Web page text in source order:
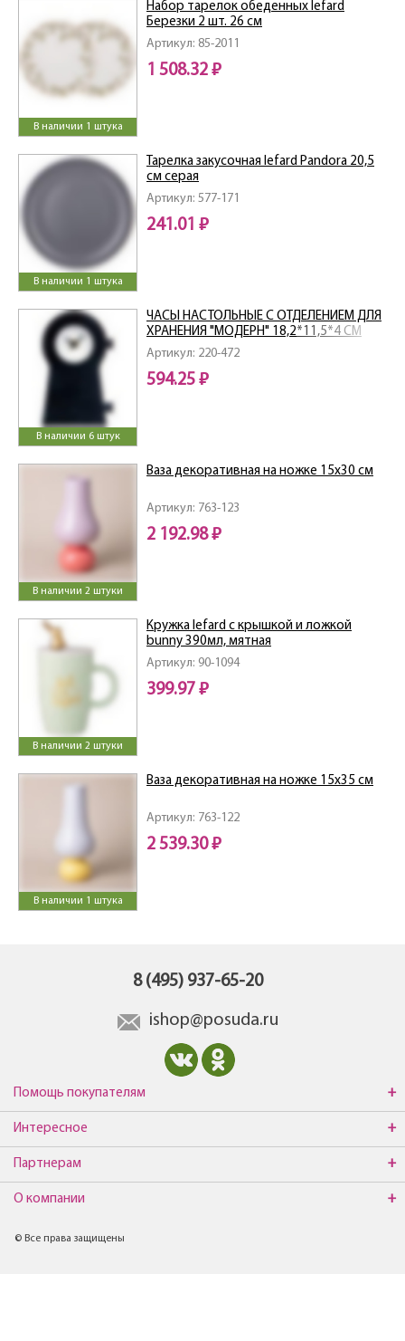
В наличии 1 штука
Артикул: 85-2011
Набор тарелок обеденных lefard
Березки 2 шт. 26 см
1 508.32 ₽
В наличии 1 штука
Артикул: 577-171
Тарелка закусочная lefard Pandora 20,5
см серая
241.01 ₽
В наличии 6 штук
Артикул: 220-472
ЧАСЫ НАСТОЛЬНЫЕ С ОТДЕЛЕНИЕМ ДЛЯ
ХРАНЕНИЯ "МОДЕРН" 18,2*11,5*4 СМ
594.25 ₽
В наличии 2 штуки
Артикул: 763-123
Ваза декоративная на ножке 15х30 см
2 192.98 ₽
В наличии 2 штуки
Артикул: 90-1094
Кружка lefard с крышкой и ложкой
bunny 390мл, мятная
399.97 ₽
В наличии 1 штука
Артикул: 763-122
Ваза декоративная на ножке 15х35 см
2 539.30 ₽
8 (495) 937-65-20
ishop@posuda.ru
Помощь покупателям
Интересное
Партнерам
О компании
© Все права защищены